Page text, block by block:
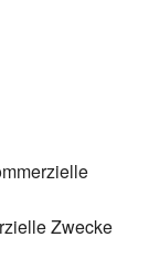
Zwecke